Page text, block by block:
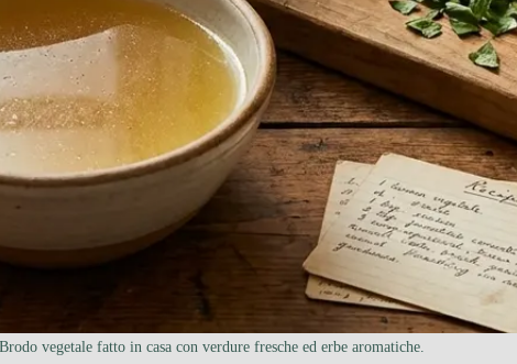
Brodo vegetale fatto in casa con verdure fresche ed erbe aromatiche.